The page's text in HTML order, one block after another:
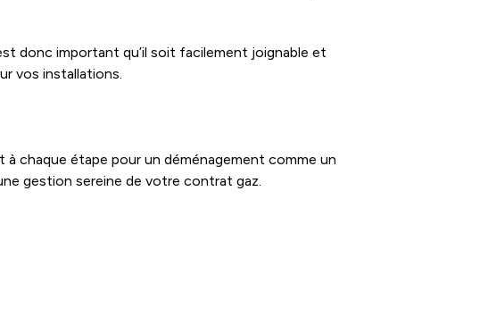
donc important qu’il soit facilement joignable et
vos installations.
chaque étape pour un déménagement comme un
gestion sereine de votre contrat gaz.